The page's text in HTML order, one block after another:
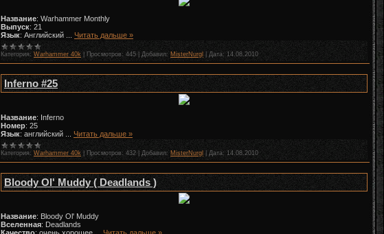
Название: Warhammer Monthly
Выпуск: 21
Язык: Английский Читать дальше »
Категория: Warhammer 40k Просмотров: 445 Добавил: MisterNurgl Дата: 14.08.2010
Inferno #25
Название: Inferno
Номер: 25
Язык: английский Читать дальше »
Категория: Warhammer 40k Просмотров: 432 Добавил: MisterNurgl Дата: 14.08.2010
Bloody Ol' Muddy ( Deadlands )
Название: Bloody Ol' Muddy
Вселенная: Deadlands